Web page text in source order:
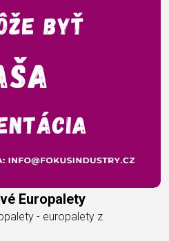
Europalety
- europalety z